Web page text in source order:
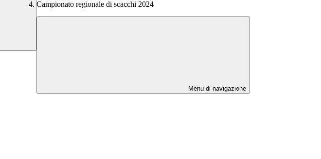
Campionato regionale di scacchi 2024
Menu di navigazione